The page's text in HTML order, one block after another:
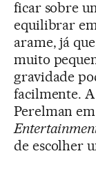
ficar sobre
equilibrar
arame, já
muito
gravidade
facilmente.
Perelman
de escolher